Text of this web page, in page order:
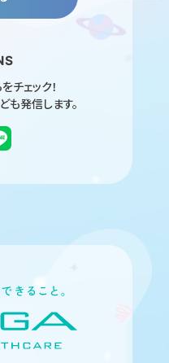
チェック！
も発信します。